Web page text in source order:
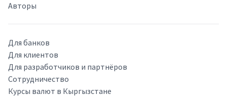
Авторы
Для банков
Для клиентов
Для разработчиков и партнёров
Сотрудничество
Курсы валют в Кыргызстане